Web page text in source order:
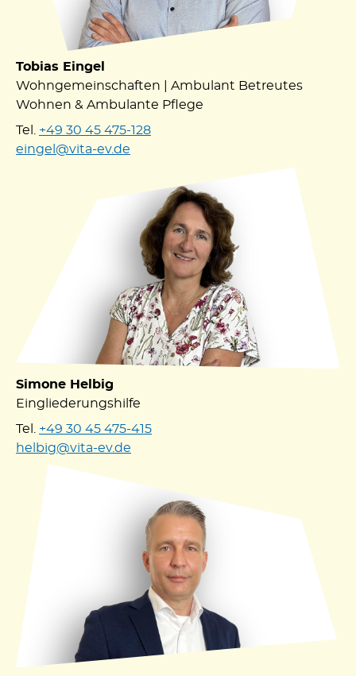
Tobias Eingel
Wohngemeinschaften | Ambulant Betreutes
Wohnen & Ambulante Pflege
Tel. +49 30 45 475-128
eingel@vita-ev.de
Simone Helbig
Eingliederungshilfe
Tel. +49 30 45 475-415
helbig@vita-ev.de